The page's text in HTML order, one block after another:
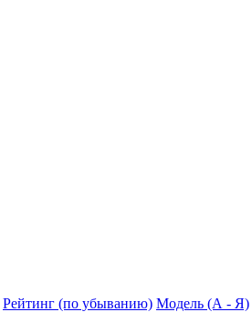
Рейтинг (по убыванию) Модель (А - Я)